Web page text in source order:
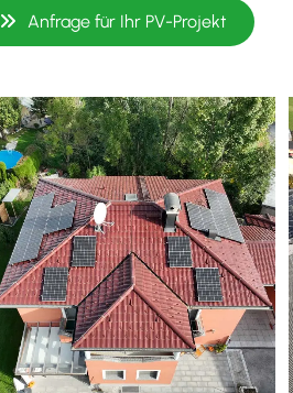
Anfrage für Ihr PV-Projekt